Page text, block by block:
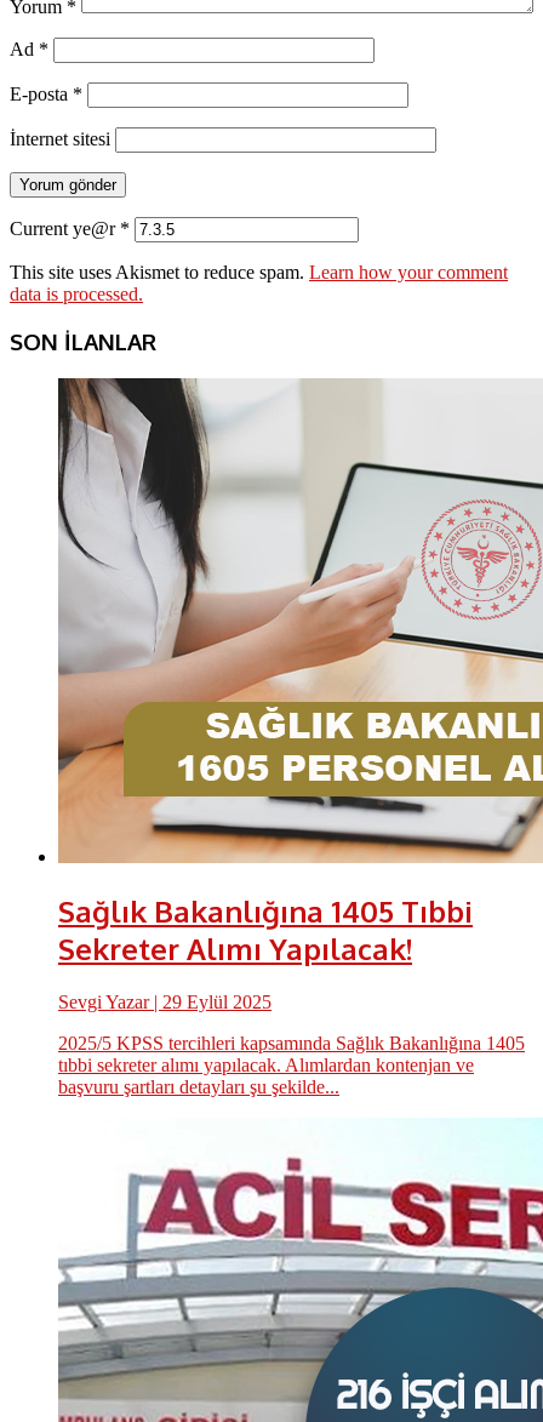
Yorum *
Ad *
E-posta *
İnternet sitesi
Current ye@r *
This site uses Akismet to reduce spam. Learn how your comment
data is processed.
SON İLANLAR
Sağlık Bakanlığına 1405 Tıbbi
Sekreter Alımı Yapılacak!
Sevgi Yazar| 29 Eylül 2025
2025/5 KPSS tercihleri kapsamında Sağlık Bakanlığına 1405
tıbbi sekreter alımı yapılacak. Alımlardan kontenjan ve
başvuru şartları detayları şu şekilde...